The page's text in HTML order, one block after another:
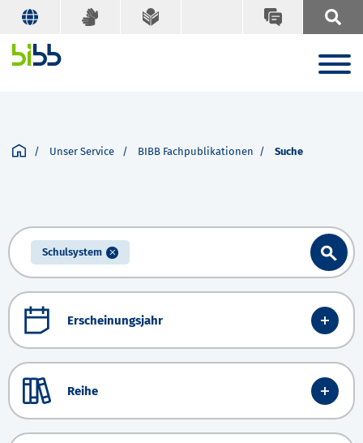
Unser Service BIBB Fachpublikationen Suche
Schulsystem
Erscheinungsjahr
Reihe